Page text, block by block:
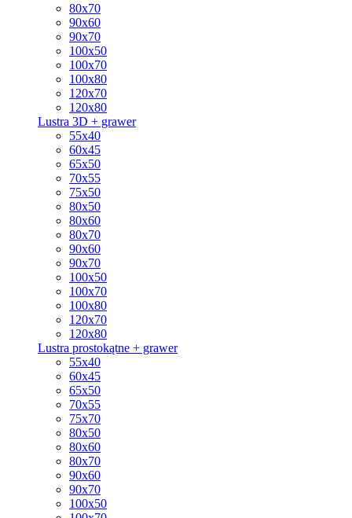
80x70
90x60
90x70
100x50
100x70
100x80
120x70
120x80
Lustra 3D + grawer
55x40
60x45
65x50
70x55
75x50
80x50
80x60
80x70
90x60
90x70
100x50
100x70
100x80
120x70
120x80
Lustra prostokątne + grawer
55x40
60x45
65x50
70x55
75x70
80x50
80x60
80x70
90x60
90x70
100x50